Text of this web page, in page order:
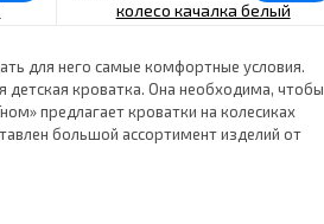
для него самые комфортные условия.
кроватка. Она необходима, чтобы
предлагает кроватки на колесиках
большой ассортимент изделий от